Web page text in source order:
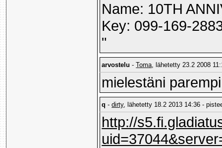
Name: 10TH
Key: 099-169-
"
arvostelu -Toma, lähetetty 23.2 2008
mielestäni
q -dirty, lähetetty 18.2 2013 14:36 -
http://